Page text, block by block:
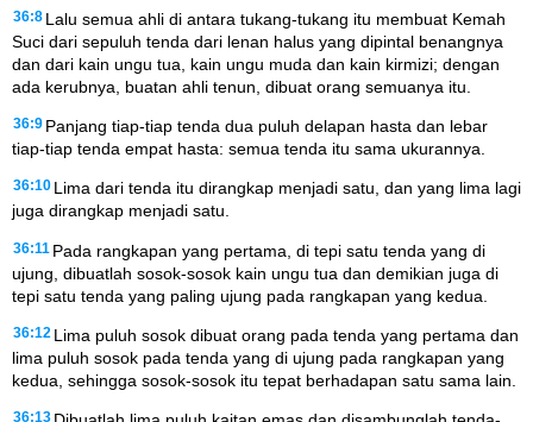
36:8 Lalu semua ahli di antara tukang-tukang itu membuat Kemah
Suci dari sepuluh tenda dari lenan halus yang dipintal benangnya
dan dari kain ungu tua, kain ungu muda dan kain kirmizi; dengan
ada kerubnya, buatan ahli tenun, dibuat orang semuanya itu.
36:9 Panjang tiap-tiap tenda dua puluh delapan hasta dan lebar
tiap-tiap tenda empat hasta: semua tenda itu sama ukurannya.
36:10 Lima dari tenda itu dirangkap menjadi satu, dan yang lima lagi
juga dirangkap menjadi satu.
36:11 Pada rangkapan yang pertama, di tepi satu tenda yang di
ujung, dibuatlah sosok-sosok kain ungu tua dan demikian juga di
tepi satu tenda yang paling ujung pada rangkapan yang kedua.
36:12 Lima puluh sosok dibuat orang pada tenda yang pertama dan
lima puluh sosok pada tenda yang di ujung pada rangkapan yang
kedua, sehingga sosok-sosok itu tepat berhadapan satu sama lain.
36:13